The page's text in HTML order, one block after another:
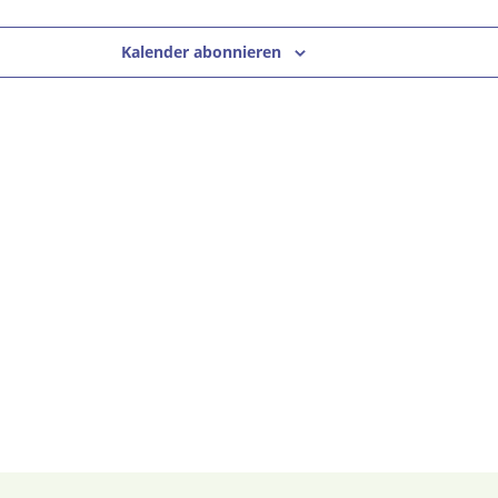
Kalender abonnieren